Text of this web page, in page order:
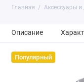
Главная Аксессуары и
Описание
Популярный